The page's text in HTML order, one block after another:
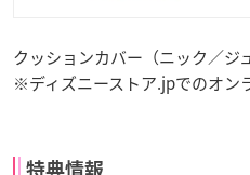
クッションカバー（ニック／ジ
※ディズニーストア.jpでのオン
特典情報